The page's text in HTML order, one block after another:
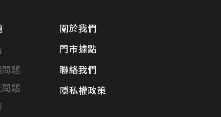
題
題
關於我們
門市據點
聯絡我們
隱私權政策